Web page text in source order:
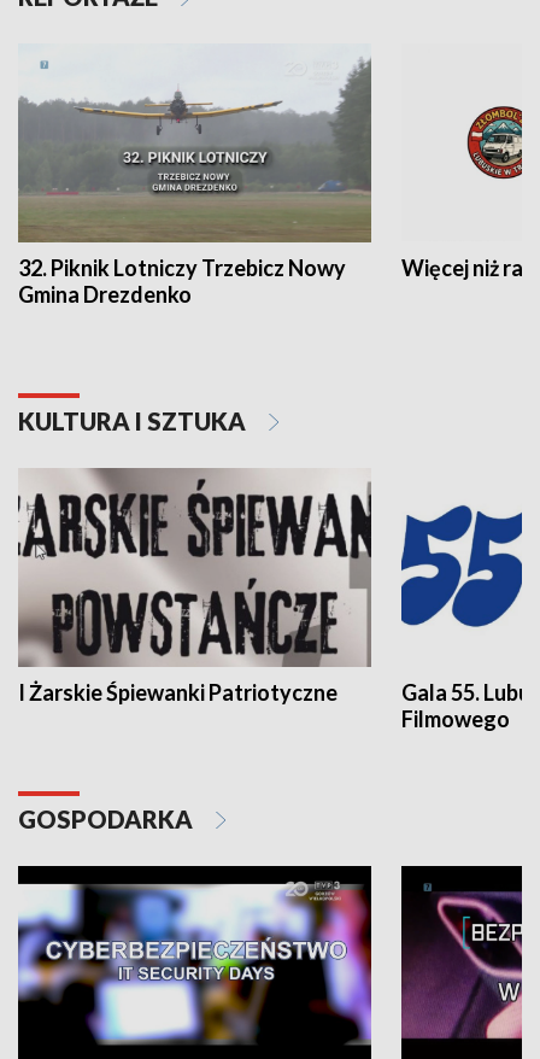
32. Piknik Lotniczy Trzebicz Nowy
Gmina Drezdenko
Więcej niż rajd
KULTURA I SZTUKA
I Żarskie Śpiewanki Patriotyczne
Gala 55.
Filmowego
GOSPODARKA